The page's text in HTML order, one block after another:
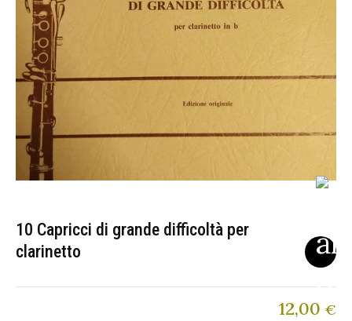
10 Capricci di grande difficoltà per
clarinetto
12,00 €